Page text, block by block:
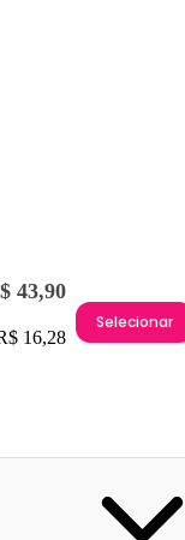
43,90
16,28
Selecionar